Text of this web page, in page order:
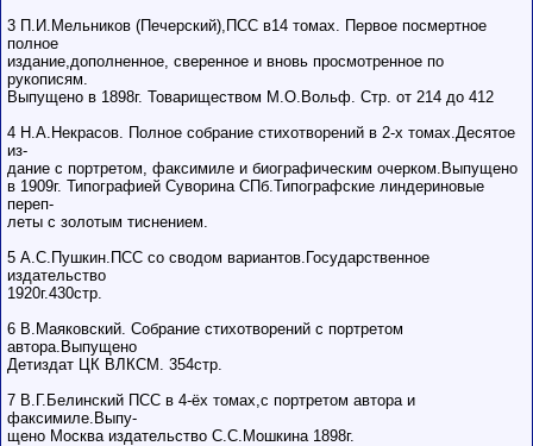
3 П.И.Мельников (Печерский),ПСС в14 томах. Первое посмертное
полное
издание,дополненное, сверенное и вновь просмотренное по
рукописям.
Выпущено в 1898г. Товариществом М.О.Вольф. Стр. от 214 до 412
4 Н.А.Некрасов. Полное собрание стихотворений в 2-х томах.Десятое
из-
дание с портретом, факсимиле и биографическим очерком.Выпущено
в 1909г. Типографией Суворина СПб.Типографские линдериновые
переп-
леты с золотым тиснением.
5 А.С.Пушкин.ПСС со сводом вариантов.Государственное
издательство
1920г.430стр.
6 В.Маяковский. Собрание стихотворений с портретом
автора.Выпущено
Детиздат ЦК ВЛКСМ. 354стр.
7 В.Г.Белинский ПСС в 4-ёх томах,с портретом автора и
факсимиле.Выпу-
щено Москва издательство С.С.Мошкина 1898г.